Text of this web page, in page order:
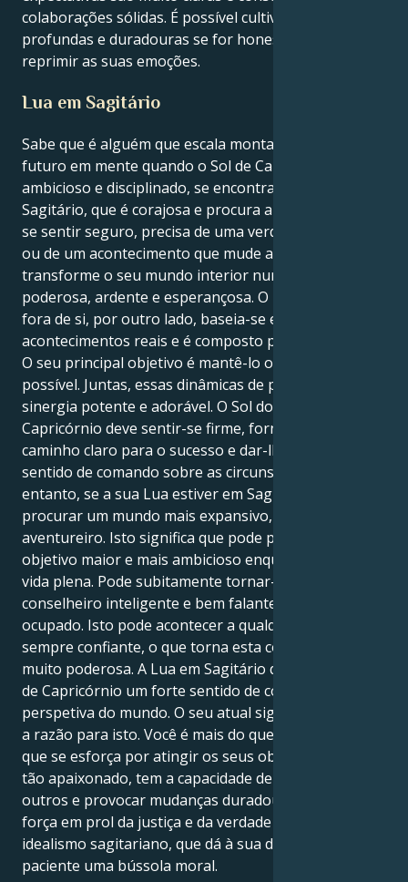
colaborações sólidas. É possível cultivar ligações mais
profundas e duradouras se for honesto e evitar
reprimir as suas emoções.
Lua em Sagitário
Sabe que é alguém que escala montanhas com o
futuro em mente quando o Sol de Capricórnio, que é
ambicioso e disciplinado, se encontra com a Lua de
Sagitário, que é corajosa e procura a verdade. Para
se sentir seguro, precisa de uma verdade profunda
ou de um acontecimento que mude a sua vida e
transforme o seu mundo interior numa força
poderosa, ardente e esperançosa. O mundo que vê
fora de si, por outro lado, baseia-se em
acontecimentos reais e é composto por coisas reais.
O seu principal objetivo é mantê-lo o mais seguro
possível. Juntas, essas dinâmicas de poder criam uma
sinergia potente e adorável. O Sol do seu mapa de
Capricórnio deve sentir-se firme, fornecer-lhe um
caminho claro para o sucesso e dar-lhe um forte
sentido de comando sobre as circunstâncias. No
entanto, se a sua Lua estiver em Sagitário, deve
procurar um mundo mais expansivo, inteligente e
aventureiro. Isto significa que pode perseguir um
objetivo maior e mais ambicioso enquanto leva uma
vida plena. Pode subitamente tornar-se um
conselheiro inteligente e bem falante enquanto está
ocupado. Isto pode acontecer a qualquer momento. É
sempre confiante, o que torna esta combinação
muito poderosa. A Lua em Sagitário dá ao seu desejo
de Capricórnio um forte sentido de confiança e uma
perspetiva do mundo. O seu atual signo do zodíaco é
a razão para isto. Você é mais do que uma pessoa
que se esforça por atingir os seus objectivos. Por ser
tão apaixonado, tem a capacidade de inspirar os
outros e provocar mudanças duradouras. É uma
força em prol da justiça e da verdade devido ao seu
idealismo sagitariano, que dá à sua determinação
paciente uma bússola moral.